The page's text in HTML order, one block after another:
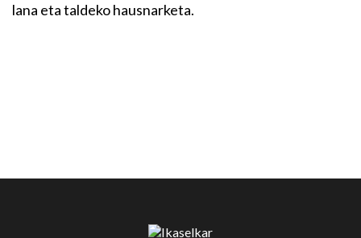
lana eta taldeko hausnarketa.